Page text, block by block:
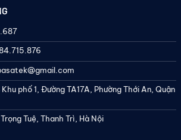
phố 1, Đường TA17A, Phường Thới An, Quận
Tuệ, Thanh Trì, Hà Nội